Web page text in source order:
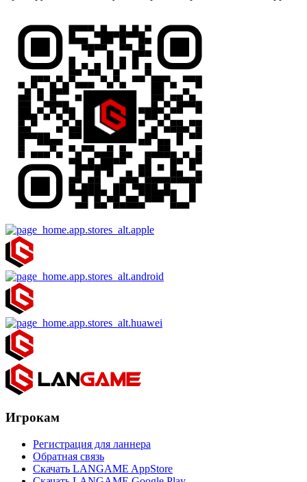
Игрокам
Регистрация для ланнера
Обратная связь
Скачать LANGAME AppStore